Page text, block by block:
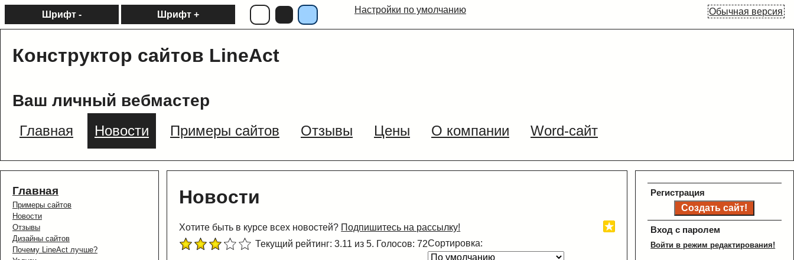
Обычная версия
Шрифт - Шрифт + Настройки по умолчанию
Конструктор сайтов LineAct
Ваш личный вебмастер
Главная Новости Примеры сайтов Отзывы Цены О компании Word-сайт
Главная
Примеры сайтов
Новости
Отзывы
Дизайны сайтов
Почему LineAct лучше?
Новости
Хотите быть в курсе всех новостей? Подпишитесь на рассылку!
Текущий рейтинг: 3.11 из 5. Голосов: 72Сортировка:
Регистрация
Вход с паролем
Войти в режим редактирования!